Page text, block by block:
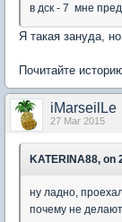
в дск - 7 мне
Я такая зануда,
Почитайте
iMarseilLe
27 Mar 2015
KATERINA88, on
ну ладно,
почему не